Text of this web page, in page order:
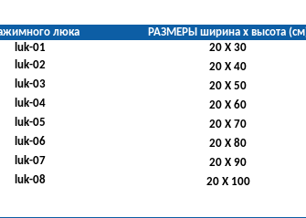
люка РАЗМЕРЫ ширина х высота
luk-01
20 Х 30
luk-02 20 Х 40
luk-03 20 Х 50
luk-04 20 Х 60
luk-05 20 Х 70
luk-06 20 Х 80
luk-07 20 Х 90
luk-08 20 Х 100